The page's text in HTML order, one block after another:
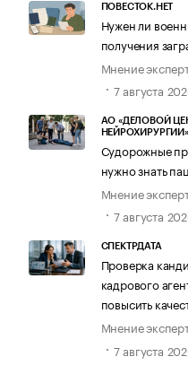
ПОВЕСТОК.НЕТ
Нужен ли
получения
Мнение
7 августа
АО «ДЕЛОВОЙ
НЕЙРОХИРУРГИИ»
Судорожные
нужно знать
Мнение
7 августа
СПЕКТРДАТА
Проверка
кадрового
повысить
Мнение
7 августа